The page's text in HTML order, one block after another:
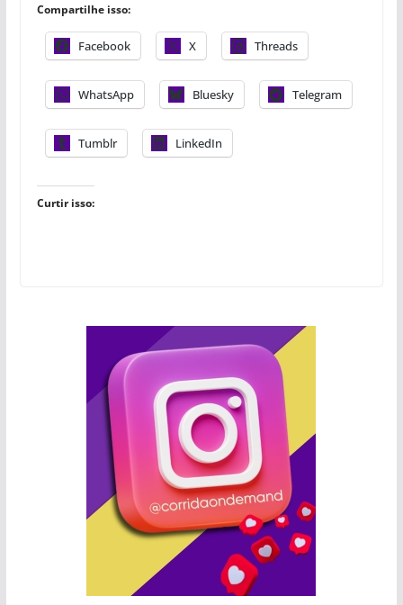
Compartilhe isso:
Facebook X Threads
WhatsApp Bluesky Telegram
Tumblr LinkedIn
Curtir isso: